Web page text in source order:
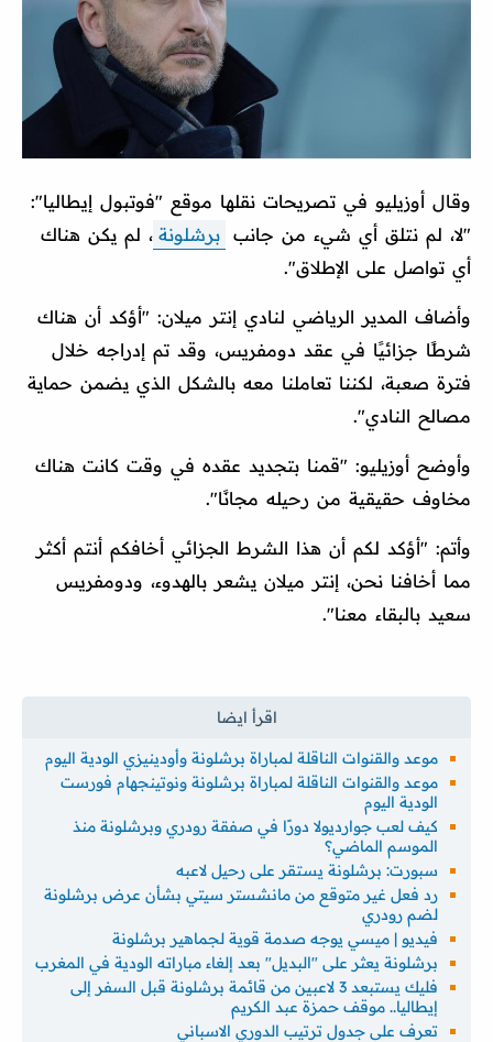
وقال أوزيليو في تصريحات نقلها موقع "فوتبول إيطاليا":
"لا، لم نتلق أي شيء من جانب برشلونة ، لم يكن هناك
أي تواصل على الإطلاق".
وأضاف المدير الرياضي لنادي إنتر ميلان: "أؤكد أن هناك
شرطًا جزائيًا في عقد دومفريس، وقد تم إدراجه خلال
فترة صعبة، لكننا تعاملنا معه بالشكل الذي يضمن حماية
مصالح النادي".
وأوضح أوزيليو: "قمنا بتجديد عقده في وقت كانت هناك
مخاوف حقيقية من رحيله مجانًا".
وأتم: "أؤكد لكم أن هذا الشرط الجزائي أخافكم أنتم أكثر
مما أخافنا نحن، إنتر ميلان يشعر بالهدوء، ودومفريس
سعيد بالبقاء معنا".
موعد والقنوات الناقلة لمباراة برشلونة وأودينيزي الودية اليوم
موعد والقنوات الناقلة لمباراة برشلونة ونوتينجهام فورست
الودية اليوم
كيف لعب جوارديولا دورًا في صفقة رودري وبرشلونة منذ
الموسم الماضي؟
سبورت: برشلونة يستقر على رحيل لاعبه
رد فعل غير متوقع من مانشستر سيتي بشأن عرض برشلونة
لضم رودري
فيديو | ميسي يوجه صدمة قوية لجماهير برشلونة
برشلونة يعثر على "البديل" بعد إلغاء مباراته الودية في المغرب
فليك يستبعد 3 لاعبين من قائمة برشلونة قبل السفر إلى
إيطاليا.. موقف حمزة عبد الكريم
تعرف على جدول ترتيب الدوري الاسباني